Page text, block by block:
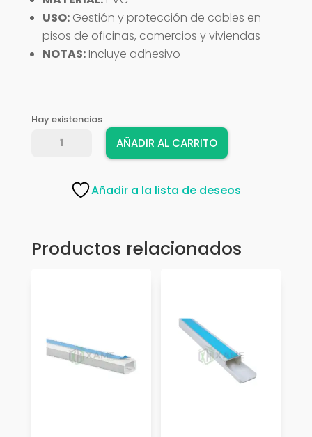
USO:Gestión y protección de cables en
pisos de oficinas, comercios y viviendas
NOTAS:Incluye adhesivo
Hay existencias
CANALETA
C/ADHES
312428
AÑADIR AL CARRITO
Añadir a la lista de deseos
Productos relacionados